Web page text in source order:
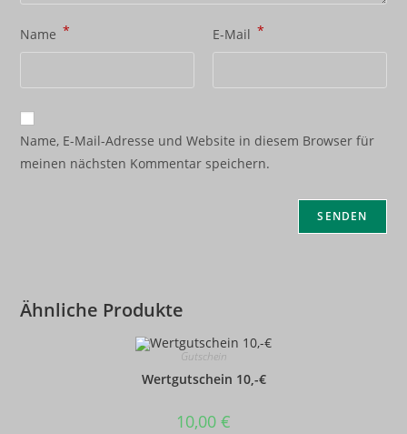
Name * E-Mail *
Name, E-Mail-Adresse und Website in diesem Browser für
meinen nächsten Kommentar speichern.
Ähnliche Produkte
Gutschein
Wertgutschein 10,-€
10,00 €